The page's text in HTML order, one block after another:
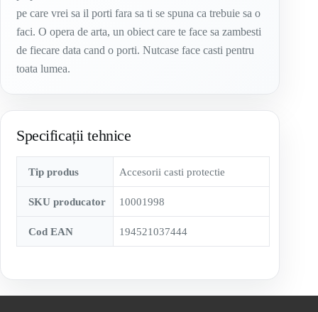
pe care vrei sa il porti fara sa ti se spuna ca trebuie sa o
faci. O opera de arta, un obiect care te face sa zambesti
de fiecare data cand o porti. Nutcase face casti pentru
toata lumea.
Specificații tehnice
Tip produs Accesorii casti protectie
SKU producator 10001998
Cod EAN 194521037444